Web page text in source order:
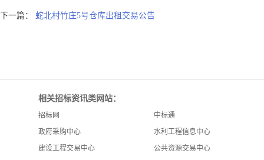
下一篇： 蛇北村竹庄5号仓库出租交易公告
相关招标资讯类网站：
招标网
中标通
政府采购中心
水利工程信息中心
建设工程交易中心
公共资源交易中心